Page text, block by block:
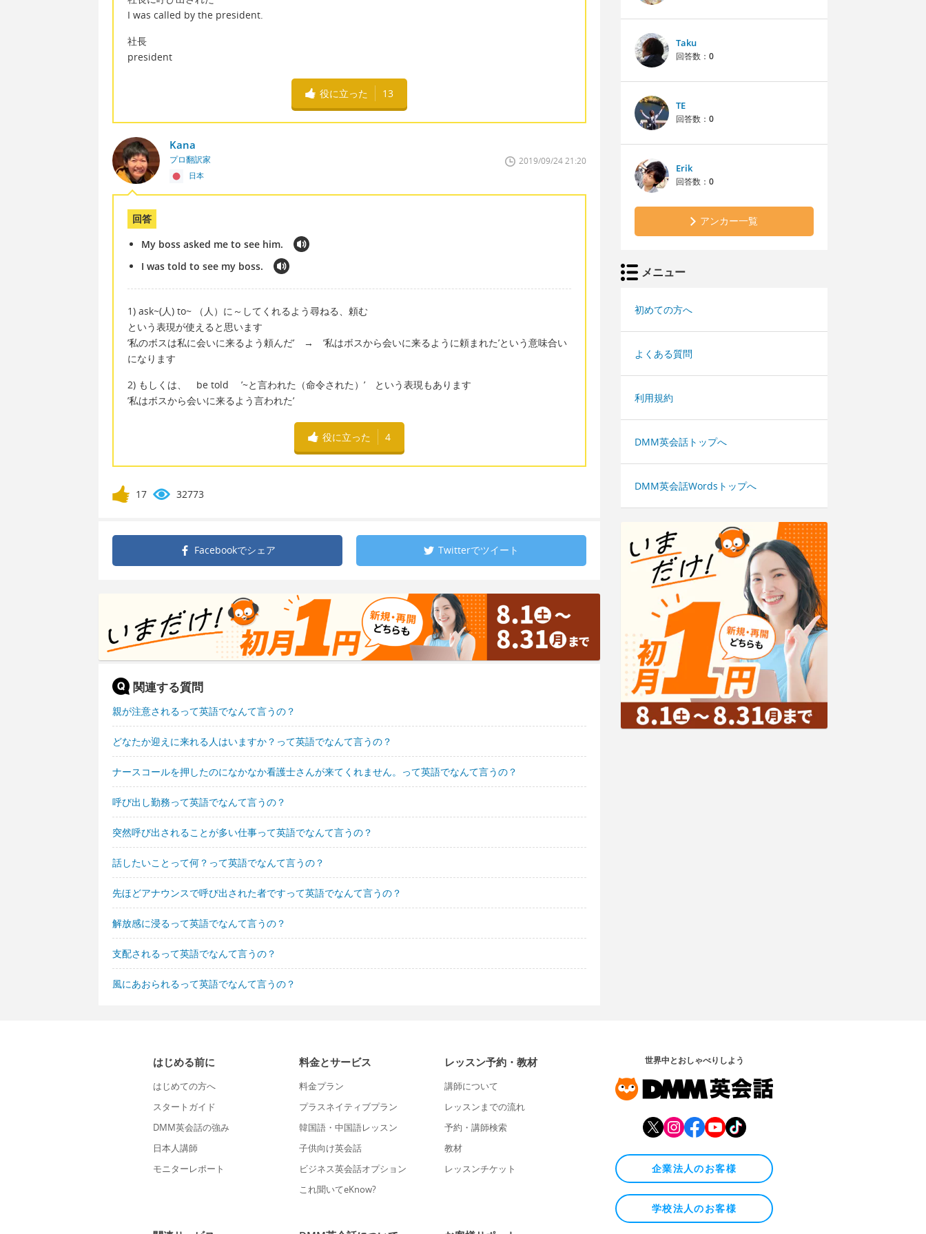
I was called by the president.
社長
president
役に立った 13
Kana
プロ翻訳家
日本
2019/09/24 21:20
回答
My boss asked me to see him.
I was told to see my boss.
1) ask~(人) to~ （人）に～してくれるよう尋ねる、頼む
という表現が使えると思います
’私のボスは私に会いに来るよう頼んだ’ → ’私はボスから会いに来るように頼まれた’という意味合い
になります
2) もしくは、 be told ’~と言われた（命令された）’ という表現もあります
’私はボスから会いに来るよう言われた’
役に立った 4
17 32773
Facebookでシェア Twitterでツイート
関連する質問
親が注意されるって英語でなんて言うの？
どなたか迎えに来れる人はいますか？って英語でなんて言うの？
ナースコールを押したのになかなか看護士さんが来てくれません。って英語でなんて言うの？
呼び出し勤務って英語でなんて言うの？
突然呼び出されることが多い仕事って英語でなんて言うの？
話したいことって何？って英語でなんて言うの？
先ほどアナウンスで呼び出された者ですって英語でなんて言うの？
解放感に浸るって英語でなんて言うの？
支配されるって英語でなんて言うの？
風にあおられるって英語でなんて言うの？
Taku
回答数： 0
TE
回答数： 0
Erik
回答数： 0
アンカー一覧
メニュー
初めての方へ
よくある質問
利用規約
DMM英会話トップへ
DMM英会話Wordsトップへ
はじめる前に
はじめての方へ
スタートガイド
DMM英会話の強み
日本人講師
モニターレポート
料金とサービス
料金プラン
プラスネイティブプラン
韓国語・中国語レッスン
子供向け英会話
ビジネス英会話オプション
これ聞いてeKnow?
レッスン予約・教材
講師について
レッスンまでの流れ
予約・講師検索
教材
レッスンチケット
世界中とおしゃべりしよう
企業法人のお客様
学校法人のお客様